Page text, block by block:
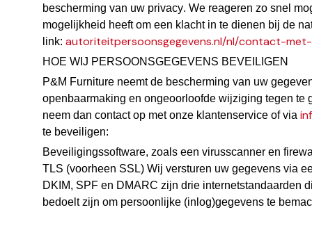
bescherming van uw privacy. We reageren zo snel
mogelijkheid heeft om een klacht in te dienen bij de
link: autoriteitpersoonsgegevens.nl/nl/contact-
HOE WIJ PERSOONSGEGEVENS BEVEILIGEN
P&M Furniture neemt de bescherming van uw
openbaarmaking en ongeoorloofde wijziging tegen
neem dan contact op met onze klantenservice of via
te beveiligen:
Beveiligingssoftware, zoals een virusscanner en
TLS (voorheen SSL) Wij versturen uw gegevens via
DKIM, SPF en DMARC zijn drie internetstandaarden
bedoelt zijn om persoonlijke (inlog)gegevens te